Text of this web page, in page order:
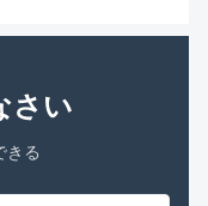
さい
きる